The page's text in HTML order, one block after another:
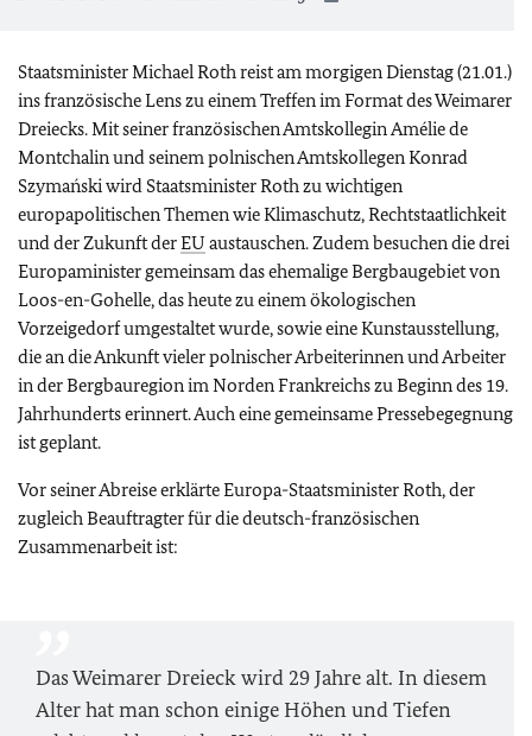
Staatsminister Michael Roth reist am morgigen Dienstag (21.01.)
ins französischeLenszu einem Treffen im Format des Weimarer
Dreiecks. Mit seiner französischen AmtskolleginAmélie de
Montchalinund seinem polnischen Amtskollegen Konrad
Szymański wird Staatsminister Roth zu wichtigen
europapolitischen Themen wie Klimaschutz, Rechtstaatlichkeit
und der Zukunft derEU austauschen. Zudem besuchen die drei
Europaminister gemeinsam das ehemalige Bergbaugebiet von
Loos-en-Gohelle, das heute zu einem ökologischen
Vorzeigedorf umgestaltet wurde, sowie eine Kunstausstellung,
die an die Ankunft vieler polnischer Arbeiterinnen und Arbeiter
in der Bergbauregion im Norden Frankreichs zu Beginn des 19.
Jahrhunderts erinnert. Auch eine gemeinsame Pressebegegnung
ist geplant.
Vor seiner Abreise erklärte Europa-Staatsminister Roth, der
zugleich Beauftragter für die deutsch-französischen
Zusammenarbeit ist:
Das Weimarer Dreieck wird 29 Jahre alt. In diesem
Alter hat man schon einige Höhen und Tiefen